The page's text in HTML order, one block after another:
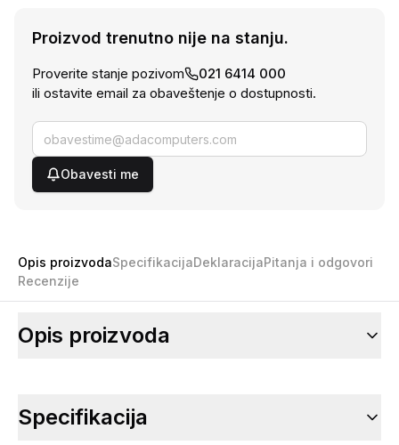
Proizvod trenutno nije na stanju.
Proverite stanje pozivom
021 6414 000
ili ostavite email za obaveštenje o dostupnosti.
Obavesti me
Opis proizvodaSpecifikacijaDeklaracijaPitanja i odgovori
Recenzije
Opis proizvoda
Specifikacija